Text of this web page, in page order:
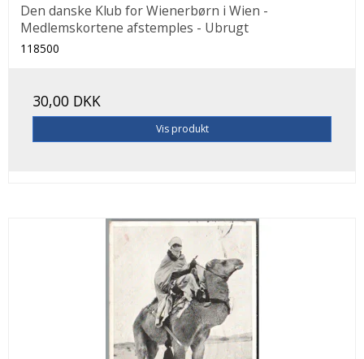
Den danske Klub for Wienerbørn i Wien -
Medlemskortene afstemples - Ubrugt
118500
30,00 DKK
Vis produkt